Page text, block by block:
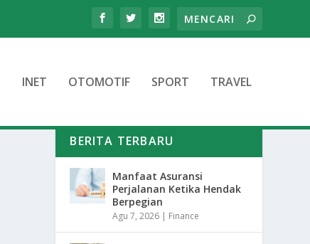
INET OTOMOTIF SPORT TRAVEL
BERITA TERBARU
Manfaat Asuransi
Perjalanan Ketika Hendak
Berpegian
Agu 7, 2026 | Finance